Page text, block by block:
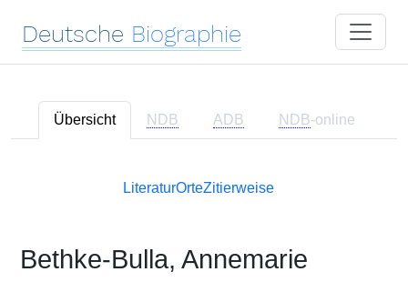
Deutsche Biographie
Übersicht NDB ADB NDB-online
LiteraturOrteZitierweise
Bethke-Bulla, Annemarie